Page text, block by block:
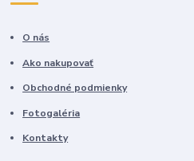
O nás
Ako nakupovať
Obchodné podmienky
Fotogaléria
Kontakty